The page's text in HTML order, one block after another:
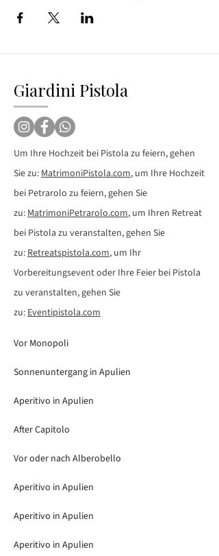
Giardini Pistola
Um Ihre Hochzeit bei Pistola zu feiern, gehen
Sie zu:MatrimoniPistola.com, um Ihre Hochzeit
bei Petrarolo zu feiern, gehen Sie
zu:MatrimoniPetrarolo.com, um Ihren Retreat
bei Pistola zu veranstalten, gehen Sie
zu:Retreatspistola.com, um Ihr
Vorbereitungsevent oder Ihre Feier bei Pistola
zu veranstalten, gehen Sie
zu:Eventipistola.com
Vor Monopoli
Sonnenuntergang in Apulien
Aperitivo in Apulien
After Capitolo
Vor oder nach Alberobello
Aperitivo in Apulien
Aperitivo in Apulien
Aperitivo in Apulien